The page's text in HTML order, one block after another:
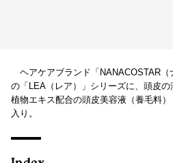
ヘアケアブランド「NANACOSTAR
の「LEA（レア）」シリーズに、頭皮
植物エキス配合の頭皮美容液（養毛料
入り。